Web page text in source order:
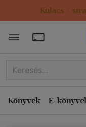
Kulacs /
Könyvek E-
Rendezés
Kiadás éve
Ár szerint